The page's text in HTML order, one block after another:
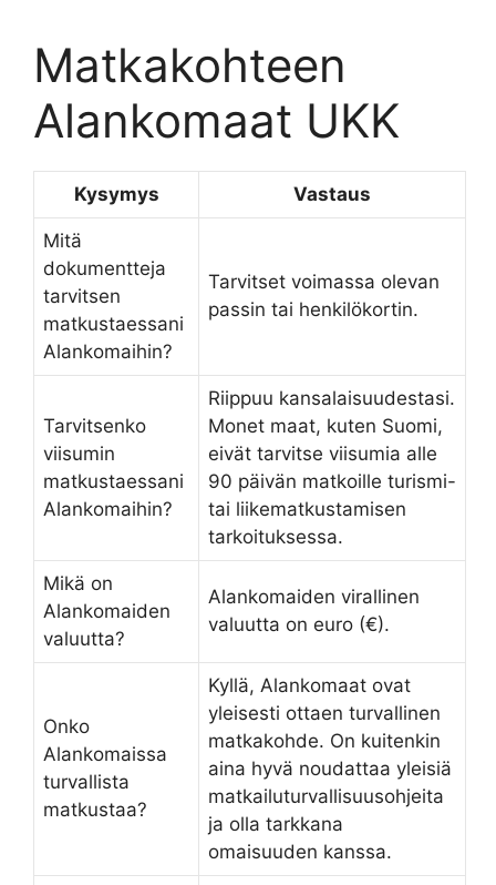
Matkakohteen
Alankomaat UKK
Kysymys Vastaus
Mitä
dokumentteja
tarvitsen
matkustaessani
Alankomaihin?
Tarvitset voimassa olevan
passin tai henkilökortin.
Tarvitsenko
viisumin
matkustaessani
Alankomaihin?
Riippuu kansalaisuudestasi.
Monet maat, kuten Suomi,
eivät tarvitse viisumia alle
90 päivän matkoille turismi-
tai liikematkustamisen
tarkoituksessa.
Mikä on
Alankomaiden
valuutta?
Alankomaiden virallinen
valuutta on euro (€).
Onko
Alankomaissa
turvallista
matkustaa?
Kyllä, Alankomaat ovat
yleisesti ottaen turvallinen
matkakohde. On kuitenkin
aina hyvä noudattaa yleisiä
matkailuturvallisuusohjeita
ja olla tarkkana
omaisuuden kanssa.